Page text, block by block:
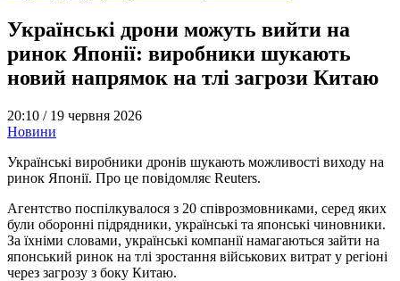
Українські дрони можуть вийти на
ринок Японії: виробники шукають
новий напрямок на тлі загрози Китаю
20:10 / 19 червня 2026
Новини
Українські виробники дронів шукають можливості виходу на
ринок Японії. Про це повідомляє Reuters.
Агентство поспілкувалося з 20 співрозмовниками, серед яких
були оборонні підрядники, українські та японські чиновники.
За їхніми словами, українські компанії намагаються зайти на
японський ринок на тлі зростання військових витрат у регіоні
через загрозу з боку Китаю.